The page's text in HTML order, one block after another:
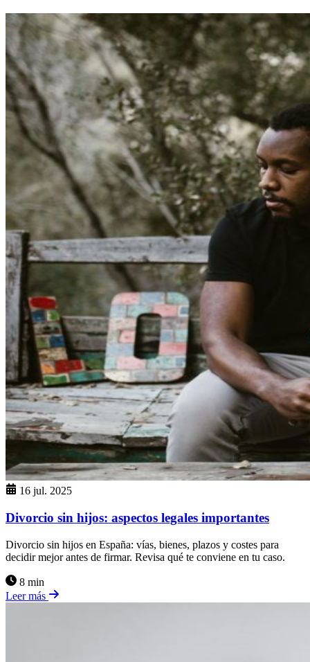
16 jul. 2025
Divorcio sin hijos: aspectos legales importantes
Divorcio sin hijos en España: vías, bienes, plazos y costes para
decidir mejor antes de firmar. Revisa qué te conviene en tu caso.
8 min
Leer más